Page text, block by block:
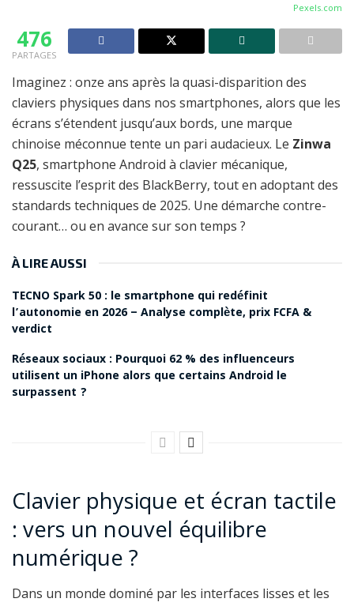
Pexels.com
476
PARTAGES
Imaginez : onze ans après la quasi-disparition des
claviers physiques dans nos smartphones, alors que les
écrans s’étendent jusqu’aux bords, une marque
chinoise méconnue tente un pari audacieux. Le Zinwa
Q25, smartphone Android à clavier mécanique,
ressuscite l’esprit des BlackBerry, tout en adoptant des
standards techniques de 2025. Une démarche contre-
courant… ou en avance sur son temps ?
À LIRE AUSSI
TECNO Spark 50 : le smartphone qui redéfinit
l’autonomie en 2026 – Analyse complète, prix FCFA &
verdict
Réseaux sociaux : Pourquoi 62 % des influenceurs
utilisent un iPhone alors que certains Android le
surpassent ?
Clavier physique et écran tactile
: vers un nouvel équilibre
numérique ?
Dans un monde dominé par les interfaces lisses et les